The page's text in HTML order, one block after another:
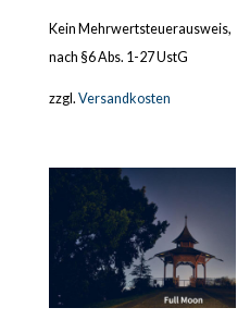
Kein Mehrwertsteuerausweis,
nach §6 Abs. 1-27 UstG
zzgl. Versandkosten